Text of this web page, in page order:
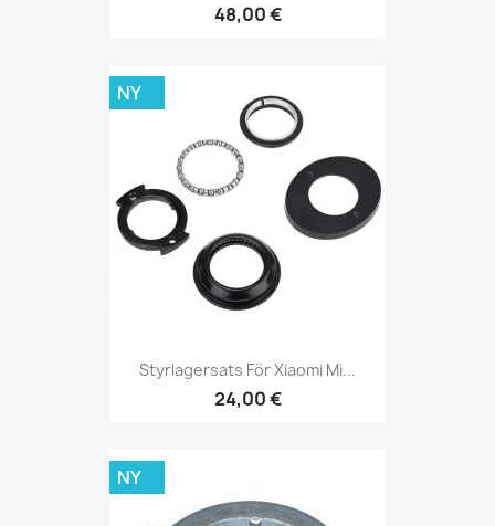
48,00 €
Styrlagersats För Xiaomi Mi...
24,00 €
NY
NY